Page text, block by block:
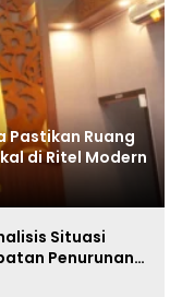
Pastikan Ruang
di Ritel Modern
Situasi
Penurunan